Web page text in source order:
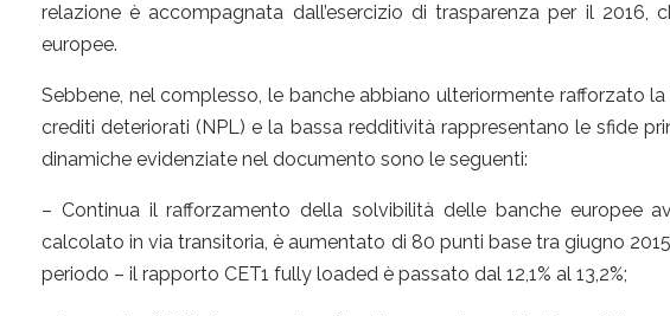
relazione è accompagnata dall’esercizio di trasparenza per il
europee.
Sebbene, nel complesso, le banche abbiano ulteriormente rafforzato
crediti deteriorati (NPL) e la bassa redditività rappresentano le sfide
dinamiche evidenziate nel documento sono le seguenti:
– Continua il rafforzamento della solvibilità delle banche europee
calcolato in via transitoria, è aumentato di 80 punti base tra giugno
periodo – il rapporto CET1 fully loaded è passato dal 12,1% al 13,2%;